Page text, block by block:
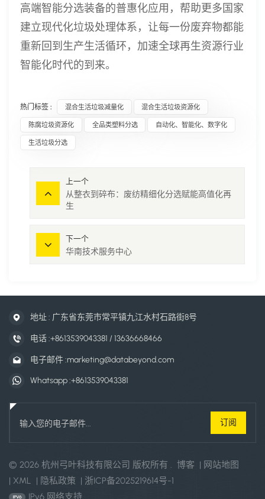
高端智能分选装备的普惠化应用，帮助更多国家
建立现代化垃圾处理体系，让每一份废弃物都能
重新回到生产生活循环，加速全球再生资源行业
智能化时代的到来。
热门标签 : 混合生活垃圾减量化 混合生活垃圾资源化
陈腐垃圾资源化 全品类塑料分选 自动化、智能化、数字化
生活垃圾分选
上一个
从整衣到碎布：废纺精细化分选赋能高值化再
生
下一个
华南技术服务中心
地址 : 广东省东莞市常平镇九江水村石路街8号
电话 :+8613539043381 / 13636668466
电子邮件 :marketing@databeyond.com
Whatsapp :+8613539043381
© 2026 杭州弓叶科技有限公司 版权所有 . 博客 | 网站地图
| XML | 隐私政策 | 浙ICP备2025219614号-1
IPv6 网络支持